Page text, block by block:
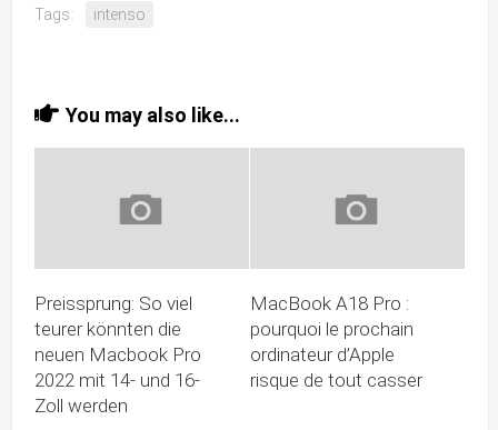
Tags: intenso
You may also like...
Preissprung: So viel
teurer könnten die
neuen Macbook Pro
2022 mit 14- und 16-
Zoll werden
MacBook A18 Pro :
pourquoi le prochain
ordinateur d’Apple
risque de tout casser